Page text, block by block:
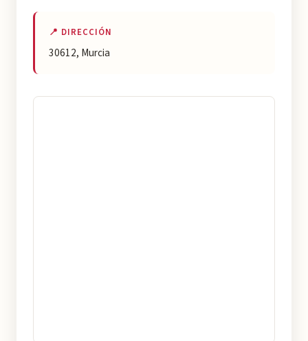
📍 DIRECCIÓN
30612, Murcia